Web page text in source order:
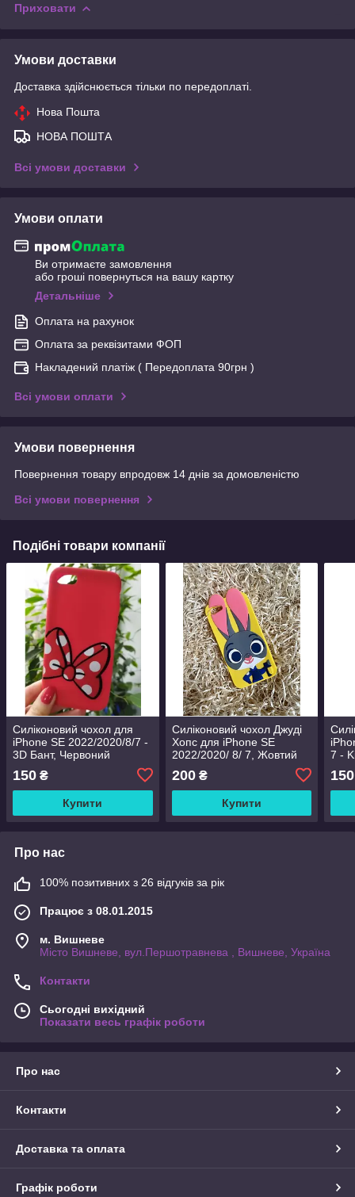
Приховати
Умови доставки
Доставка здійснюється тільки по передоплаті.
Нова Пошта
НОВА ПОШТА
Всі умови доставки
Умови оплати
Ви отримаєте замовлення
або гроші повернуться на вашу картку
Детальніше
Оплата на рахунок
Оплата за реквізитами ФОП
Накладений платіж ( Передоплата 90грн )
Всі умови оплати
Умови повернення
Повернення товару впродовж 14 днів за домовленістю
Всі умови повернення
Подібні товари компанії
Силіконовий чохол для
iPhone SE 2022/2020/8/7 -
3D Бант, Червоний
150 ₴
Купити
Силіконовий чохол Джуді
Хопс для iPhone SE
2022/2020/ 8/ 7, Жовтий
200₴
Купити
7 -
150
Про нас
100% позитивних з 26 відгуків за рік
Працює з 08.01.2015
м. Вишневе
Місто Вишневе, вул.Першотравнева , Вишневе, Україна
Контакти
Сьогодні вихідний
Показати весь графік роботи
Про нас
Контакти
Доставка та оплата
Графік роботи